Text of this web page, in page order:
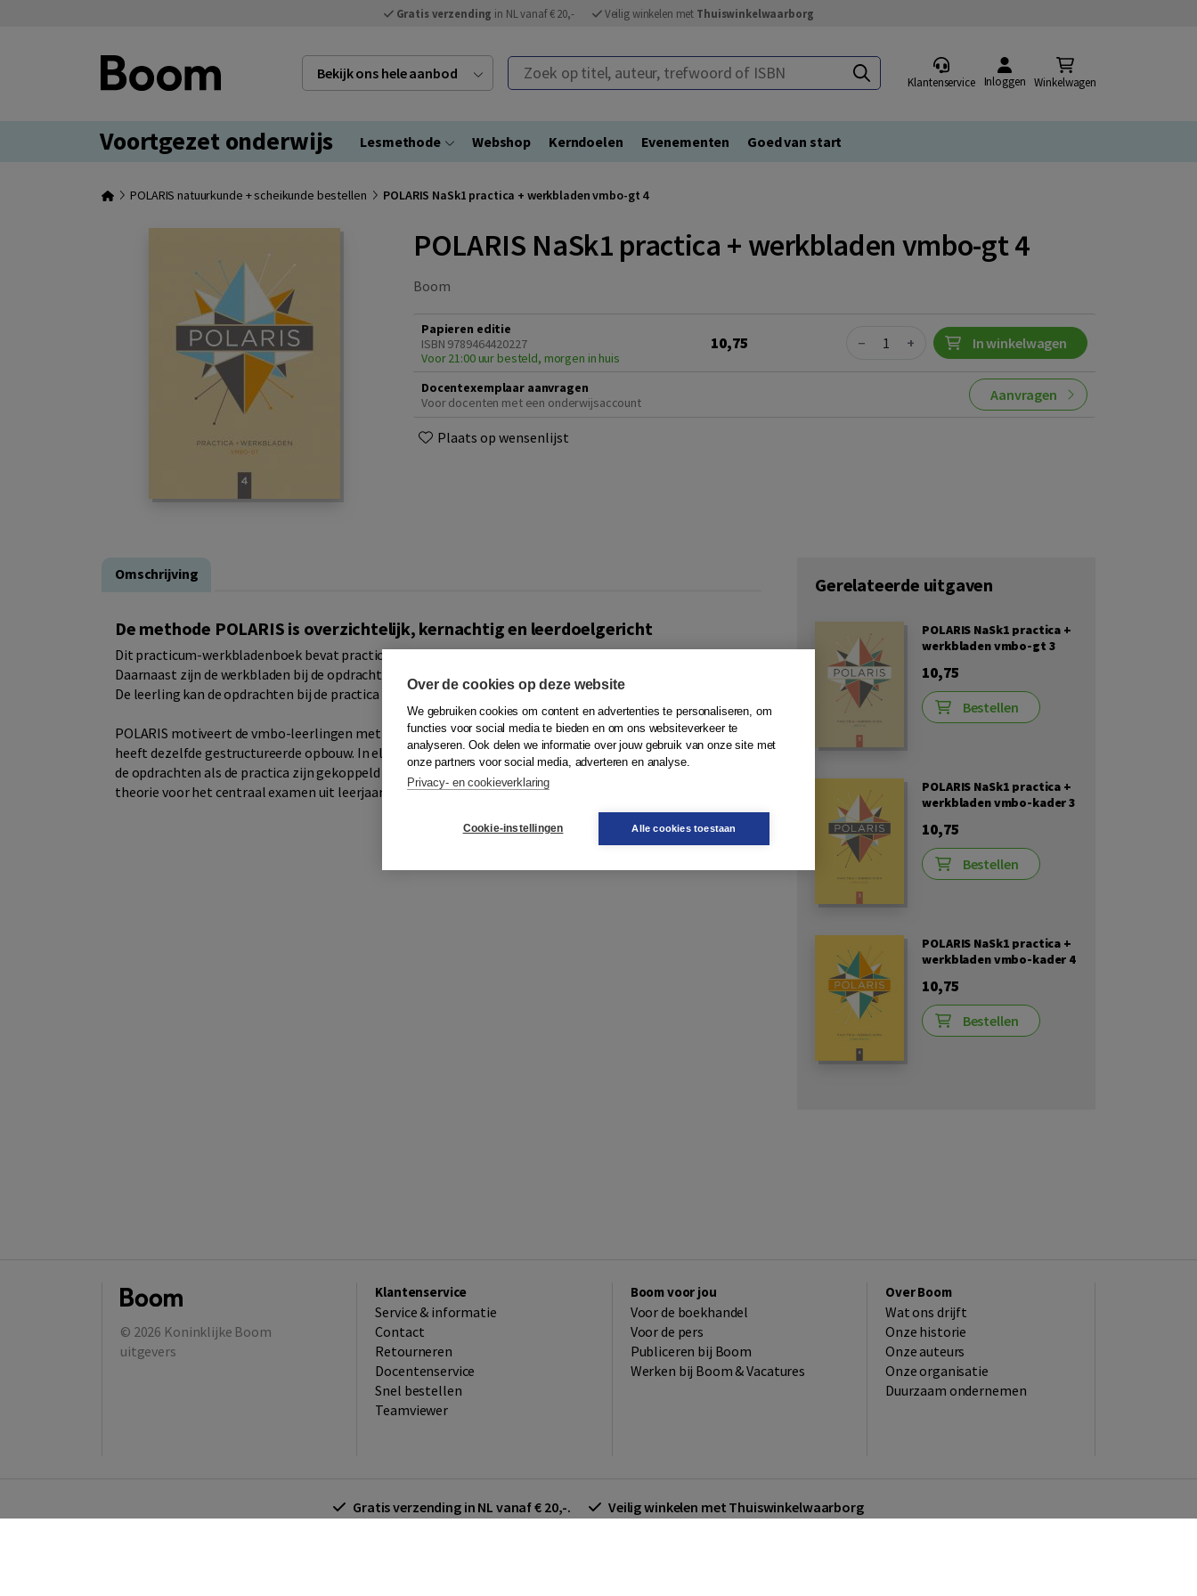
Gratis verzending in NL vanaf € 20,- Veilig winkelen met Thuiswinkelwaarborg
Bekijk ons hele aanbod Zoek op titel, auteur, trefwoord of ISBN
Klantenservice Inloggen Winkelwagen
Voortgezet onderwijs Lesmethode Webshop Kerndoelen Evenementen Goed van start
POLARIS natuurkunde + scheikunde bestellen POLARIS NaSk1 practica + werkbladen vmbo-gt 4
POLARIS NaSk1 practica + werkbladen vmbo-gt 4
Boom
Papieren editie
ISBN 9789464420227
Voor 21:00 uur besteld, morgen in huis
10,75 Quantity
− + In winkelwagen
Docentexemplaar aanvragen
Voor docenten met een onderwijsaccount
Aanvragen
Plaats op wensenlijst
Omschrijving
De methode POLARIS is overzichtelijk, kernachtig en leerdoelgericht
Dit practicum-werkbladenboek bevat practica bij alle paragrafen uit het leerboek van leerjaar 4.
Daarnaast zijn de werkbladen bij de opdrachten uit het leerboek er ook in opgenomen.
De leerling kan de opdrachten bij de practica direct invullen in dit practicum-werkbladenboek.
POLARIS motiveert de vmbo-leerlingen met leerstof die behapbaar en uitvoerbaar is. Ieder hoofdstuk
heeft dezelfde gestructureerde opbouw. In elke paragraaf staat één leerdoel centraal. Zowel de theorie,
de opdrachten als de practica zijn gekoppeld aan het leerdoel. In de delen voor leerjaar 4 staat ook alle
theorie voor het centraal examen uit leerjaar 3.
Gerelateerde uitgaven
POLARIS NaSk1 practica +
werkbladen vmbo-gt 3
10,75
Bestellen
POLARIS NaSk1 practica +
werkbladen vmbo-kader 3
10,75
Bestellen
POLARIS NaSk1 practica +
werkbladen vmbo-kader 4
10,75
Bestellen
© 2026 Koninklijke Boom
uitgevers
Klantenservice
Service & informatie
Contact
Retourneren
Docentenservice
Snel bestellen
Teamviewer
Boom voor jou
Voor de boekhandel
Voor de pers
Publiceren bij Boom
Werken bij Boom & Vacatures
Over Boom
Wat ons drijft
Onze historie
Onze auteurs
Onze organisatie
Duurzaam ondernemen
Gratis verzending in NL vanaf € 20,-. Veilig winkelen met Thuiswinkelwaarborg
Over de cookies op deze website
We gebruiken cookies om content en advertenties te personaliseren, om
functies voor social media te bieden en om ons websiteverkeer te
analyseren. Ook delen we informatie over jouw gebruik van onze site met
onze partners voor social media, adverteren en analyse.
Privacy- en cookieverklaring
Cookie-instellingen Alle cookies toestaan